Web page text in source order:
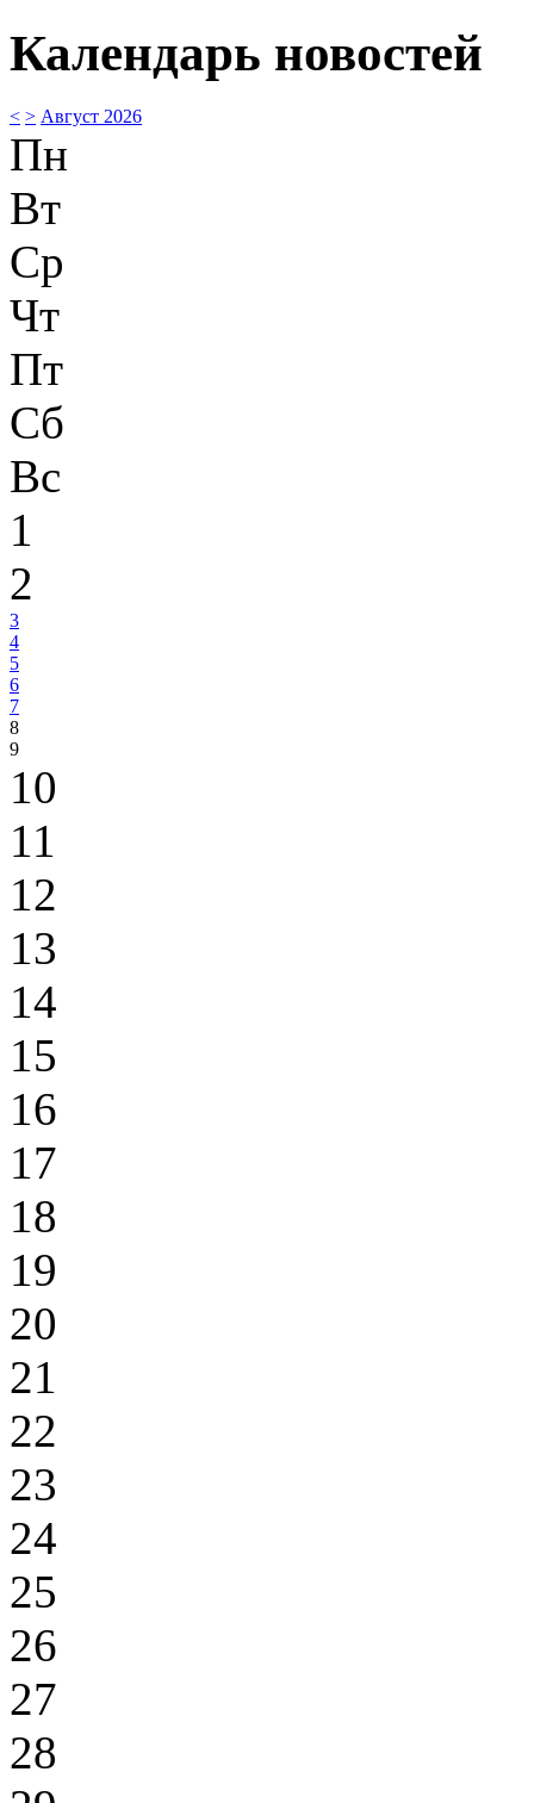
Календарь новостей
< > Август 2026
Пн
Вт
Ср
Чт
Пт
Сб
Вс
1
2
3
4
5
6
7
8
9
10
11
12
13
14
15
16
17
18
19
20
21
22
23
24
25
26
27
28